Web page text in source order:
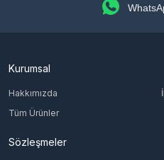
Kurumsal
Hakkımızda
Tüm Ürünler
Sözleşmeler